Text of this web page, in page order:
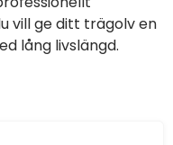
vill ge ditt trägolv en
lång livslängd.